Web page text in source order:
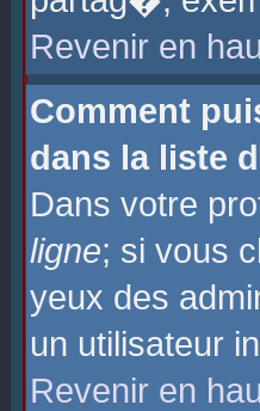
Revenir en
Comment
dans la liste
Dans votre
ligne; si vous
yeux des
un utilisateur
Revenir en